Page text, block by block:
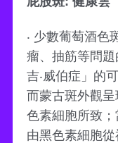
‧ 少數葡萄酒色
瘤、抽筋等問
吉‧威伯症」的
而蒙古斑外觀
色素細胞所致；
由黑色素細胞